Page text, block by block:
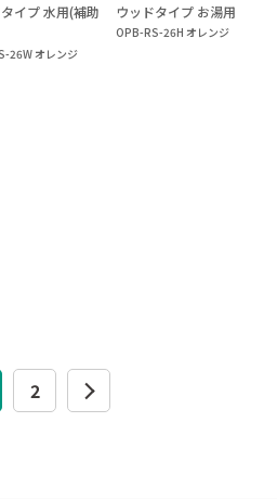
イプ 水用(補助
26W オレンジ
ウッドタイプ お湯用
OPB-RS-26H オレンジ
2